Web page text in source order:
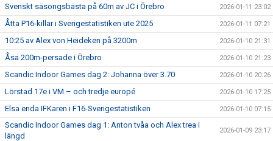
Svenskt säsongsbästa på 60m av JC i Örebro 2026-01-11 23:02
Åtta P16-killar i Sverigestatistiken ute 2025 2026-01-11 07:21
10:25 av Alex von Heideken på 3200m 2026-01-10 21:31
Åsa 200m-persade i Örebro 2026-01-10 21:23
Scandic Indoor Games dag 2: Johanna över 3.70 2026-01-10 20:26
Lörstad 17e i VM – och tredje europé 2026-01-10 17:25
Elsa enda IFKaren i F16-Sverigestatistiken 2026-01-10 07:15
Scandic Indoor Games dag 1: Anton tvåa och Alex trea i
längd
2026-01-09 23:17